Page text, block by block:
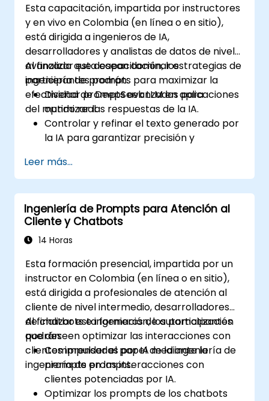
seguridad y la gobernanza en las
operaciones impulsadas por IA.
Esta capacitación, impartida por instructores
y en vivo en Colombia (en línea o en sitio),
está dirigida a ingenieros de IA,
desarrolladores y analistas de datos de nivel
avanzado que desean dominar estrategias de
ingeniería de prompts para maximizar la
efectividad de DeepSeek LLM en aplicaciones
del mundo real.
Al finalizar esta capacitación, los
participantes podrán:
Diseñar prompts avanzados para
optimizar las respuestas de la IA.
Controlar y refinar el texto generado por
la IA para garantizar precisión y
Aprovechar técnicas de encadenamiento
de prompts y gestión de contexto.
Reducir sesgos y promover el uso ético de
la IA en la ingeniería de prompts.
Leer más...
Ingeniería de Prompts para Atención al
Cliente y Chatbots
14 Horas
Esta formación presencial, impartida por un
instructor en Colombia (en línea o en sitio),
está dirigida a profesionales de atención al
cliente de nivel intermedio, desarrolladores
de chatbots e ingenieros de automatización
que deseen optimizar las interacciones con
clientes impulsadas por IA mediante la
ingeniería de prompts.
Al finalizar esta formación, los participantes
podrán:
Comprender el papel de la ingeniería de
prompts en las interacciones con
clientes potenciadas por IA.
Optimizar los prompts de los chatbots